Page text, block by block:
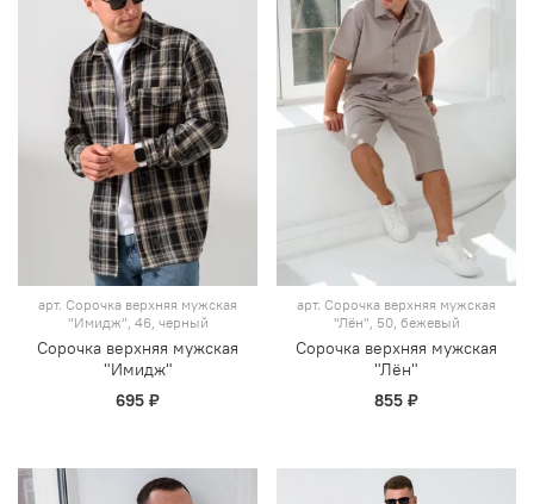
арт. Сорочка верхняя мужская
"Имидж", 46, черный
Сорочка верхняя мужская
"Имидж"
695 ₽
арт. Сорочка верхняя мужская
"Лён", 50, бежевый
Сорочка верхняя мужская
"Лён"
855 ₽